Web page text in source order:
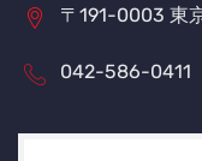
〒191-0003 東
042-586-0411